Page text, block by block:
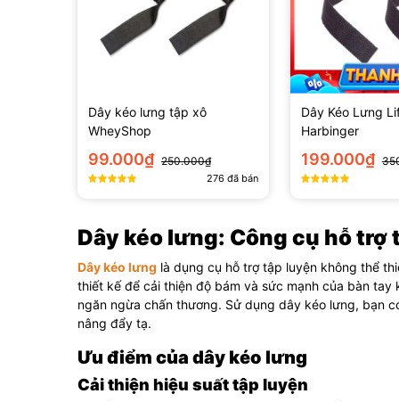
Dây kéo lưng tập xô
WheyShop
99.000₫ 250.000₫
276đã bán
Dây Kéo Lưng
Harbinger
199.000₫
Dây kéo lưng: Công cụ hỗ trợ
Dây kéo lưng là dụng cụ hỗ trợ tập luyện không thể
thiết kế để cải thiện độ bám và sức mạnh của bàn
ngăn ngừa chấn thương. Sử dụng dây kéo lưng, bạn
nâng đẩy tạ.
Ưu điểm của dây kéo lưng
Cải thiện hiệu suất tập luyện